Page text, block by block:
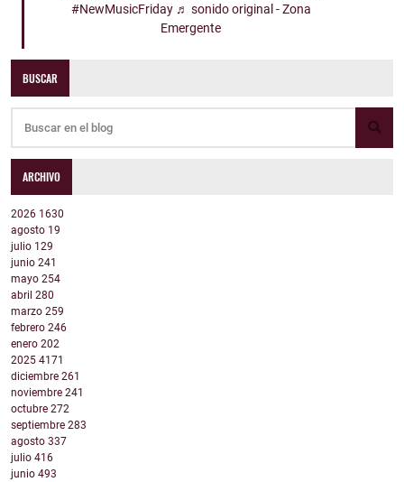
#NewMusicFriday ♬ sonido original - Zona
Emergente
BUSCAR
ARCHIVO
2026 1630
agosto 19
julio 129
junio 241
mayo 254
abril 280
marzo 259
febrero 246
enero 202
2025 4171
diciembre 261
noviembre 241
octubre 272
septiembre 283
agosto 337
julio 416
junio 493